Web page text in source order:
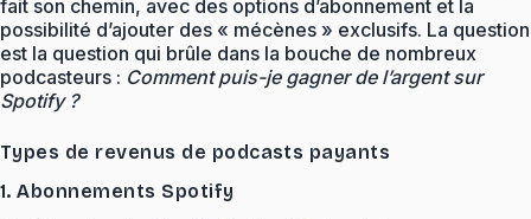
fait son chemin, avec des options d’abonnement et la
possibilité d’ajouter des « mécènes » exclusifs. La question
est la question qui brûle dans la bouche de nombreux
podcasteurs : Comment puis-je gagner de l’argent sur
Spotify ?
Types de revenus de podcasts payants
1. Abonnements Spotify